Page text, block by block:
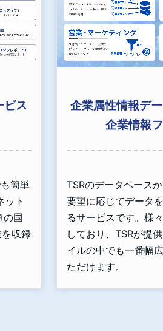
ビス
簡単
ット
の国
収録
企業属性情報デ
企業情報フ
TSRのデータベース
要望に応じてデータ
るサービスです。様
しており、TSRが提
イルの中でも一番幅
ただけます。